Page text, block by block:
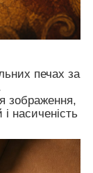
печах за
зображення,
і насиченість